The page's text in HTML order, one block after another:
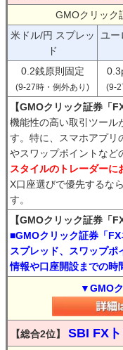
GMOクリック
米ドル/円 スプレッ
ド
ユー
0.2銭原則固定
(9-27時・例外あり) (9-
【GMOクリック証券「
機能性の高い取引ツール
す。特に、スマホアプリ
やスワップポイントなど
スタイルのトレーダーに
X口座選びで優先するな
す。
【GMOクリック証券「
■GMOクリック証券「
スプレッド、スワップ
情報や口座開設までの時
▼GMO
【総合2位】 SBI FX